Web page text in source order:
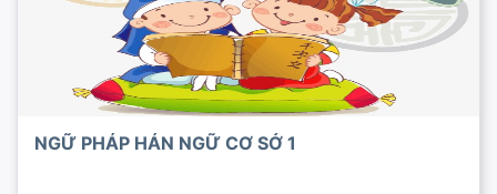
NGỮ PHÁP HÁN NGỮ CƠ SỞ 1